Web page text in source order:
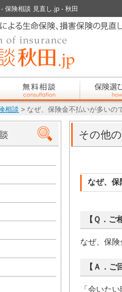
保険相談 見直し.jp - 秋田
相談 > なぜ、保険金不払いが多いの
その他
なぜ、保
【Ｑ．ご
なぜ、保険
【Ａ．ご
「会いた